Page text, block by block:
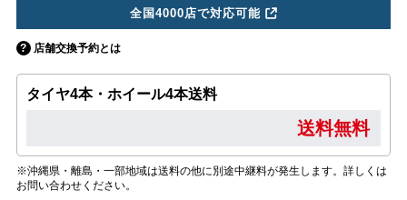
全国4000店で対応可能
店舗交換予約とは
タイヤ4本・ホイール4本送料
送料無料
※沖縄県・離島・一部地域は送料の他に別途中継料が発生します。詳しくは
お問い合わせください。